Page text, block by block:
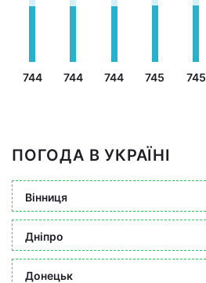
744 744 744 745 745
ПОГОДА В УКРАЇНІ
Вінниця
Дніпро
Донецьк